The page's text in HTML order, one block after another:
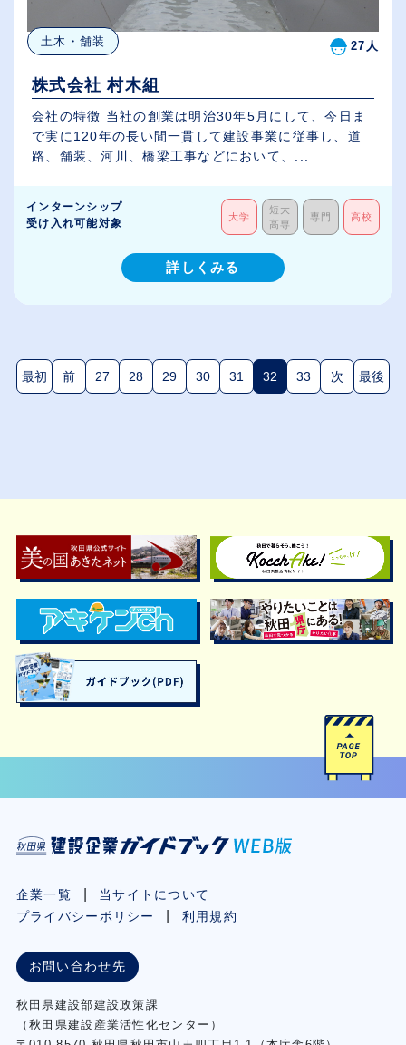
土木・舗装 27人
株式会社 村木組
会社の特徴 当社の創業は明治30年5月にして、今日ま
で実に120年の長い間一貫して建設事業に従事し、道
路、舗装、河川、橋梁工事などにおいて、...
インターンシップ
受け入れ可能対象
大学
短大
高専
専門 高校
詳しくみる
最初 前 27 28 29 30 31 32(現在のページ)
33 次 最後
企業一覧
当サイトについて
プライバシーポリシー
利用規約
お問い合わせ先
秋⽥県建設部建設政策課
（秋⽥県建設産業活性化センター）